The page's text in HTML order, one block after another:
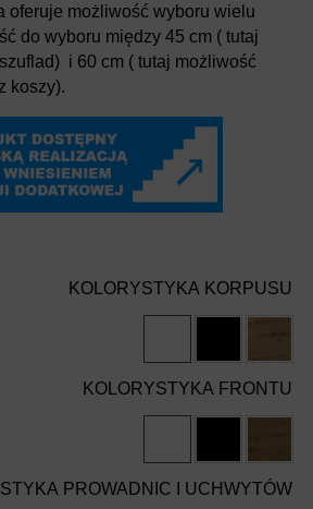
oferuje możliwość wyboru wielu
do wyboru między 45 cm ( tutaj
i 60 cm ( tutaj możliwość
koszy).
KOLORYSTYKA KORPUSU
KOLORYSTYKA FRONTU
PROWADNIC I UCHWYTÓW